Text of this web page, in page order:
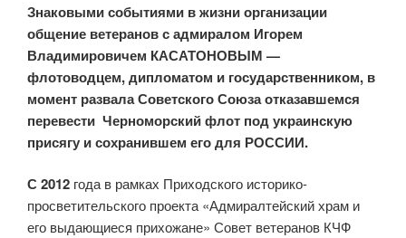
Знаковыми событиями в жизни организации
общение ветеранов с адмиралом Игорем
Владимировичем КАСАТОНОВЫМ —
флотоводцем, дипломатом и государственником, в
момент развала Советского Союза отказавшемся
перевести Черноморский флот под украинскую
присягу и сохранившем его для РОССИИ.
С 2012 года в рамках Приходского историко-
просветительского проекта «Адмиралтейский храм и
его выдающиеся прихожане» Совет ветеранов КЧФ